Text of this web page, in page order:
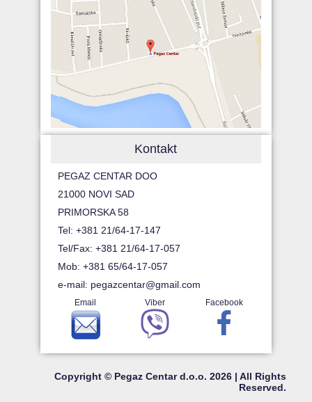
Kontakt
PEGAZ CENTAR DOO
21000 NOVI SAD
PRIMORSKA 58
Tel: +381 21/64-17-147
Tel/Fax: +381 21/64-17-057
Mob: +381 65/64-17-057
e-mail: pegazcentar@gmail.com
Email Viber Facebook
Copyright © Pegaz Centar d.o.o. 2026 | All Rights
Reserved.